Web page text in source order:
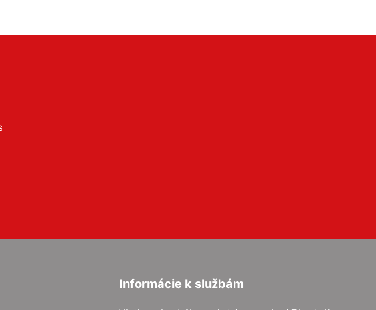
Informácie k službám